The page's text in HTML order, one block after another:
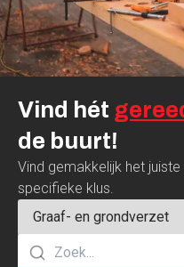
Vind hét
de buurt!
Vind gemakkelijk het
specifieke klus.